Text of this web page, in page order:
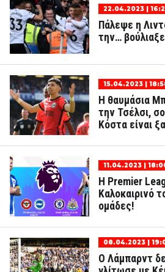
22.04.2023 |
Πάλεψε η
την…
15.04.2023 |
Η θαυμάσια
την Τσέλσι,
Κόστα είναι
11.04.2023 |
Η Premier
Καλοκαιρινό
ομάδες!
08.04.2023 |
Ο Λάμπαρντ